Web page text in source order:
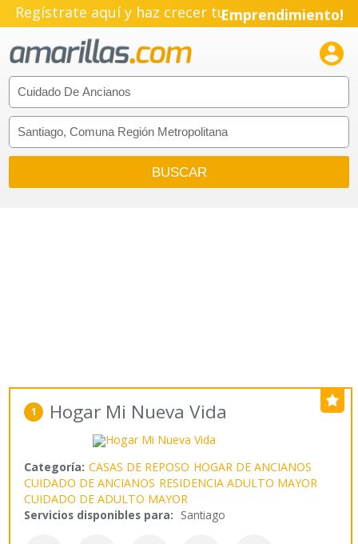
Regístrate aquí y haz crecer tuEmprendimiento!

1 Hogar Mi Nueva Vida
Categoría: CASAS DE REPOSO HOGAR DE ANCIANOS
CUIDADO DE ANCIANOS RESIDENCIA ADULTO MAYOR
CUIDADO DE ADULTO MAYOR
Servicios disponibles para: Santiago